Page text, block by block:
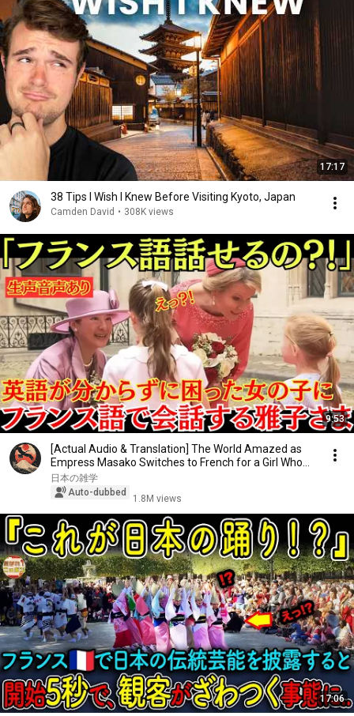
17:17
38 Tips I Wish I Knew Before Visiting Kyoto, Japan
Camden David • 308K views
9:53
[Actual Audio & Translation] The World Amazed as
Empress Masako Switches to French for a Girl Who...
日本の雑学
Auto-dubbed
1.8M views
17:06